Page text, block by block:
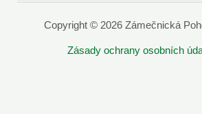
Copyright © 2026 Zámečnická
Zásady ochrany osobních